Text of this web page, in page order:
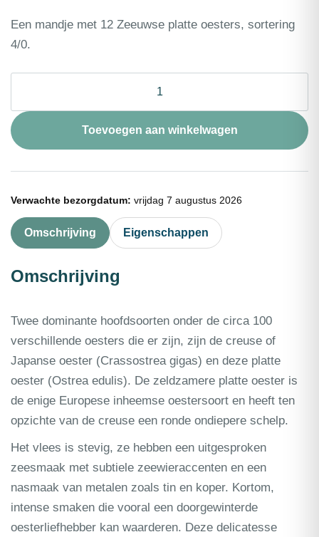
Een mandje met 12 Zeeuwse platte oesters, sortering
4/0.
Zeeuws
4/0
12st
aantal
Toevoegen aan winkelwagen
Verwachte bezorgdatum: vrijdag 7 augustus 2026
Omschrijving Eigenschappen
Omschrijving
Twee dominante hoofdsoorten onder de circa 100
verschillende oesters die er zijn, zijn de creuse of
Japanse oester (Crassostrea gigas) en deze platte
oester (Ostrea edulis). De zeldzamere platte oester is
de enige Europese inheemse oestersoort en heeft ten
opzichte van de creuse een ronde ondiepere schelp.
Het vlees is stevig, ze hebben een uitgesproken
zeesmaak met subtiele zeewieraccenten en een
nasmaak van metalen zoals tin en koper. Kortom,
intense smaken die vooral een doorgewinterde
oesterliefhebber kan waarderen. Deze delicatesse